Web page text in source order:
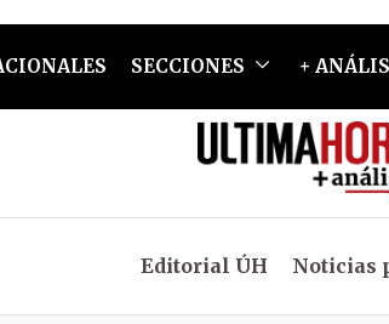
SECCIONES +
Editorial ÚH Noticias